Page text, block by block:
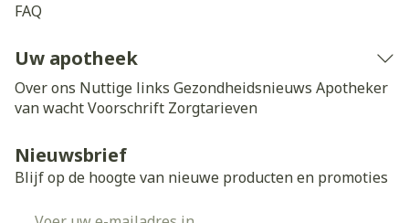
FAQ
Uw apotheek
Over ons Nuttige links Gezondheidsnieuws Apotheker
van wachtVoorschrift Zorgtarieven
Nieuwsbrief
Blijf op de hoogte van nieuwe producten en promoties